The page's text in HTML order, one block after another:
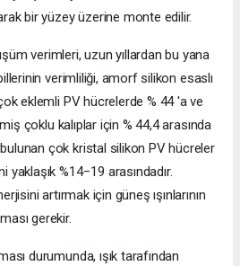
bir yüzey üzerine monte edilir.
verimleri, uzun yıllardan bu yana
verimliliği, amorf silikon esaslı
eklemli PV hücrelerde % 44 'a ve
çoklu kalıplar için % 44,4 arasında
çok kristal silikon PV hücreler
%14−19 arasındadır.
artırmak için güneş ışınlarının
gerekir.
durumunda, ışık tarafından